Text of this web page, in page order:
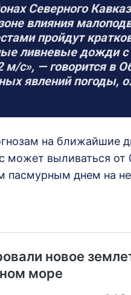
Северного
влияния
пройдут
ливневые дожди
м/с», — говорится в
явлений погоды,
на ближайшие
может выливаться от
пасмурным днем на